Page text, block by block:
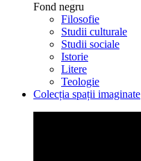
Fond negru
Filosofie
Studii culturale
Studii sociale
Istorie
Litere
Teologie
Colecția spații imaginate